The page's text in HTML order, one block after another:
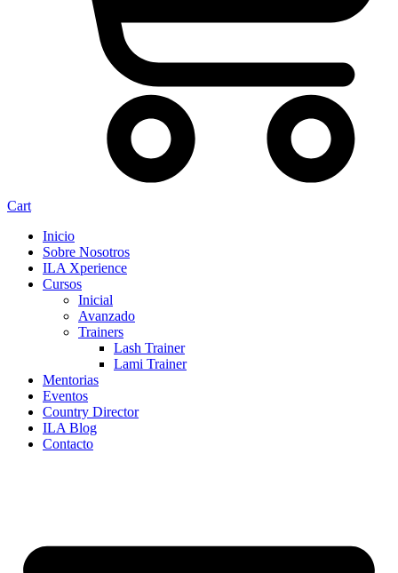
Cart
Inicio
Sobre Nosotros
ILA Xperience
Cursos
Inicial
Avanzado
Trainers
Lash Trainer
Lami Trainer
Mentorias
Eventos
Country Director
ILA Blog
Contacto